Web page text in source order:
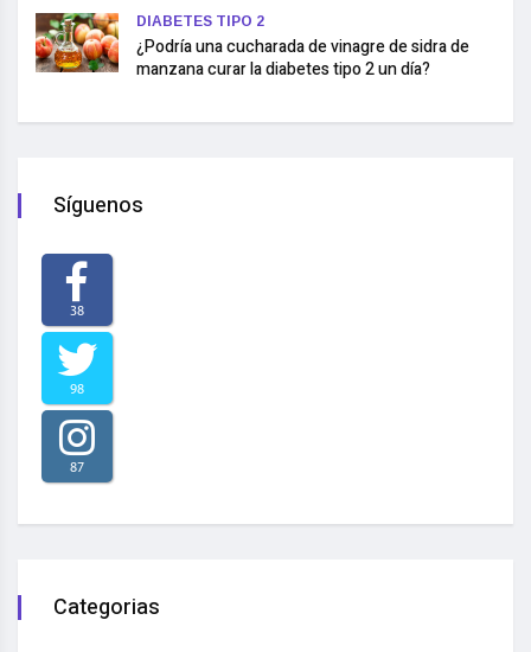
DIABETES TIPO 2
¿Podría una cucharada de vinagre de sidra de
manzana curar la diabetes tipo 2 un día?
Síguenos
38
98
87
Categorias